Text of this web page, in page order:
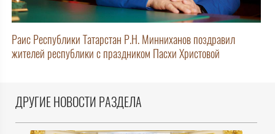
Раис Республики Татарстан Р.Н. Минниханов поздравил
жителей республики с праздником Пасхи Христовой
ДРУГИЕ НОВОСТИ РАЗДЕЛА